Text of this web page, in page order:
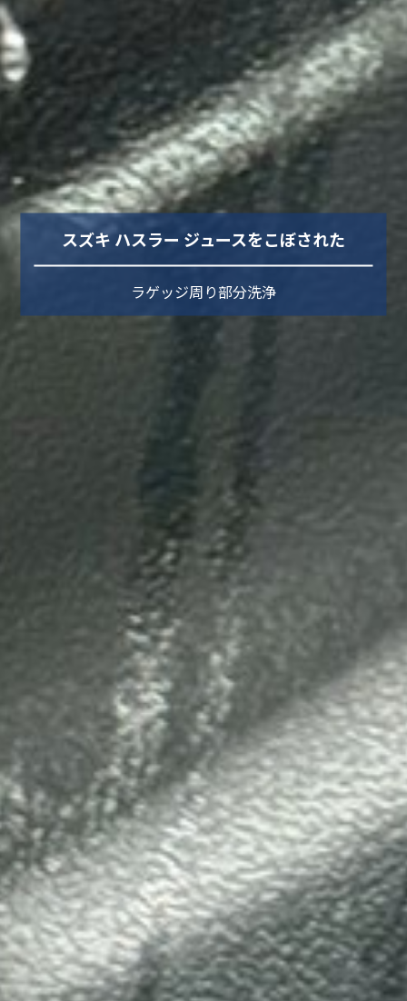
スズキ ハスラー ジュースをこぼされた
ラゲッジ周り部分洗浄